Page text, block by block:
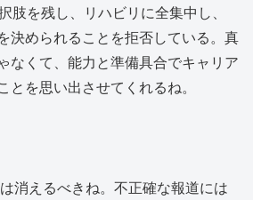
肢を残し、リハビリに全集中し、
決められることを拒否している。真
なくて、能力と準備具合でキャリア
とを思い出させてくれるね。
消えるべきね。不正確な報道には